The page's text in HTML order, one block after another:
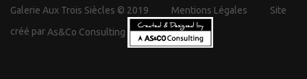
Galerie Aux Trois Siècles © 2019 Mentions Légales
Site
créé par As&Co Consulting